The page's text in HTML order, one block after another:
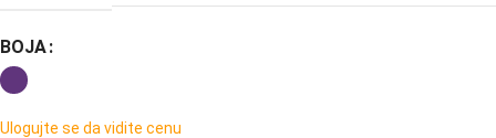
BOJA
Ulogujte se da vidite cenu